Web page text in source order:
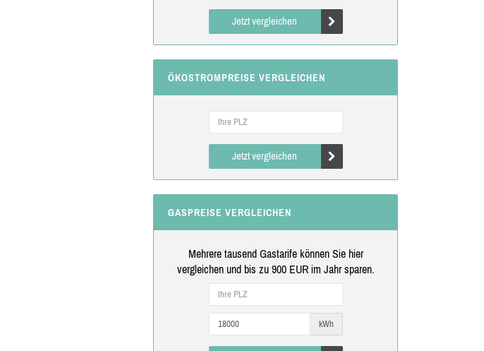
Jetzt vergleichen
ÖKOSTROMPREISE VERGLEICHEN
Jetzt vergleichen
GASPREISE VERGLEICHEN
Mehrere tausend Gastarife können Sie hier
vergleichen und bis zu 900 EUR im Jahr sparen.
kWh